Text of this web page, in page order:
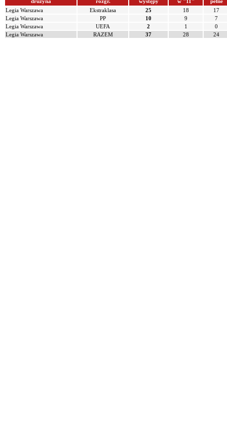
Legia Warszawa
Ekstraklasa 25 18
17
Legia Warszawa
PP 10 9
7
Legia Warszawa
UEFA 2 1
0
Legia Warszawa
RAZEM 37 28 24